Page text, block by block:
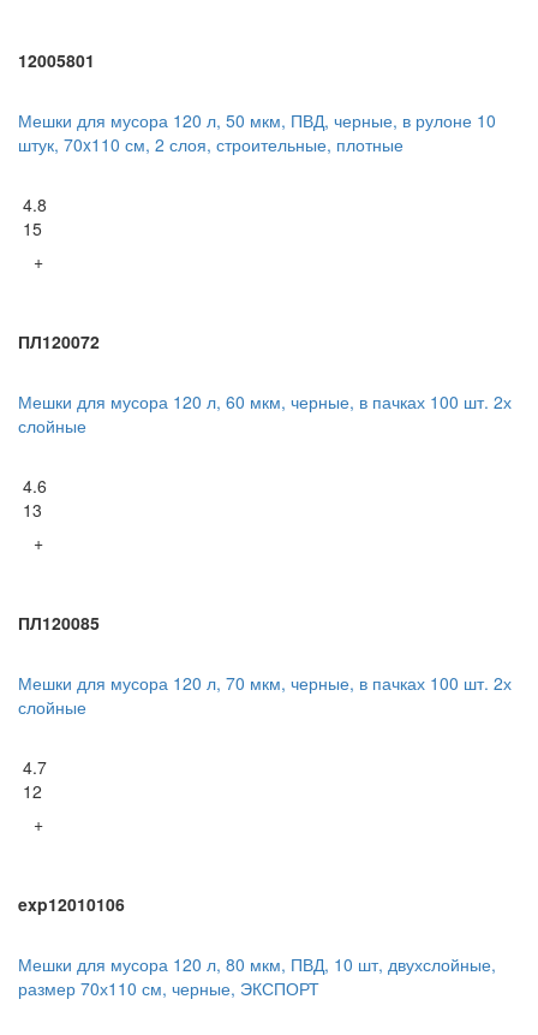
12005801
Мешки для мусора 120 л, 50 мкм, ПВД, черные, в рулоне 10
штук, 70x110 см, 2 слоя, строительные, плотные
4.8
15
+
ПЛ120072
Мешки для мусора 120 л, 60 мкм, черные, в пачках 100 шт. 2х
слойные
4.6
13
+
ПЛ120085
Мешки для мусора 120 л, 70 мкм, черные, в пачках 100 шт. 2х
слойные
4.7
12
+
exp12010106
Мешки для мусора 120 л, 80 мкм, ПВД, 10 шт, двухслойные,
размер 70х110 см, черные, ЭКСПОРТ